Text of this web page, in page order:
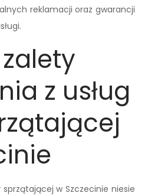
reklamacji oraz gwarancji
z usług
w Szczecinie niesie